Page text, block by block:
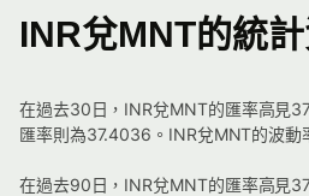
INR兌MNT的統
在過去30日，INR兌MNT的匯率高見
匯率則為37.4036。INR兌MNT的波動
在過去90日，INR兌MNT的匯率高見